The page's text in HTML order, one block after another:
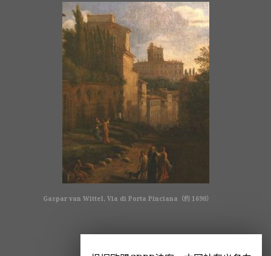
Gaspar van Wittel, Via di Porta Pinciana（约 1690）